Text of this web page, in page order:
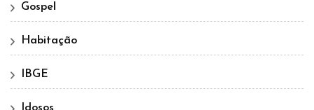
Gospel
Habitação
IBGE